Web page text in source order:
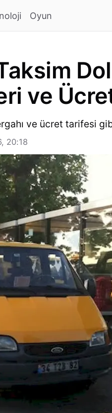
Oyun
ve
ve ücret tarifesi
20:18